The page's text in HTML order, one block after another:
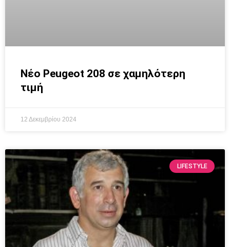
Νέο Peugeot 208 σε χαμηλότερη
τιμή
12 Δεκεμβρίου 2024
LIFESTYLE